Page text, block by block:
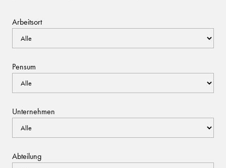
Arbeitsort
Pensum
Unternehmen
Abteilung